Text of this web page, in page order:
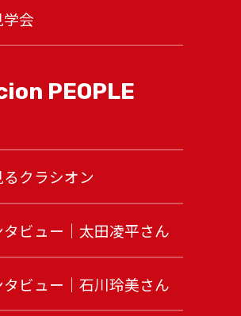
会
PEOPLE
クラシオン
ビュー｜太田凌平さん
ビュー｜石川玲美さん